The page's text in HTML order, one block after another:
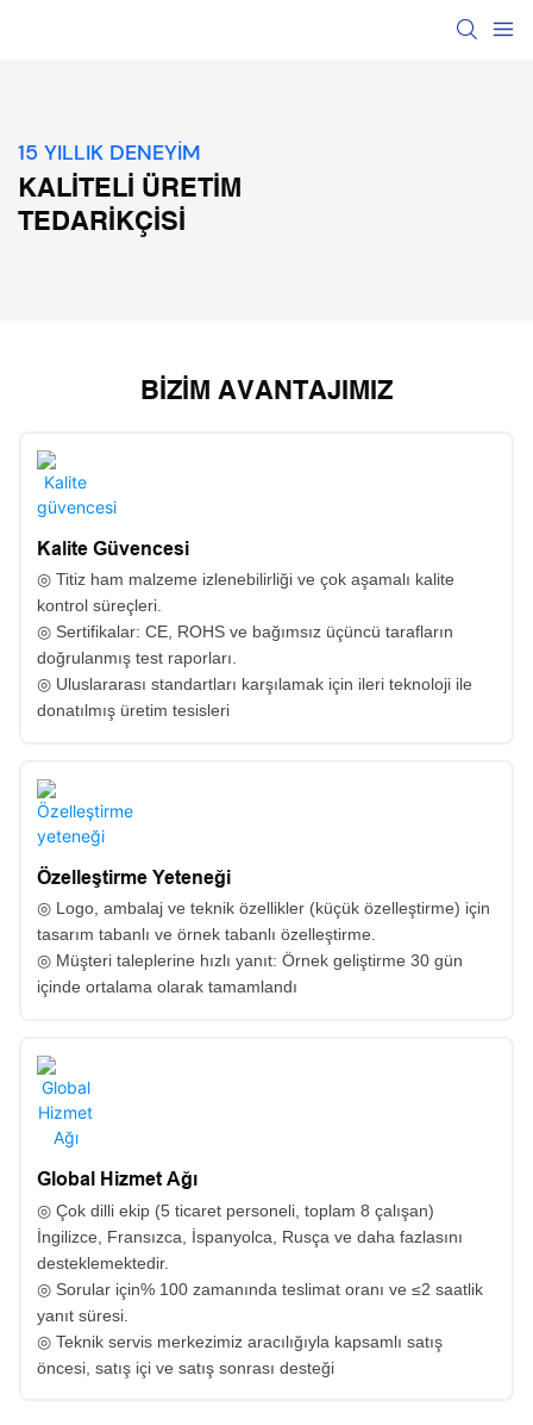
15 YILLIK DENEYIM
KALITELI ÜRETIM
TEDARIKÇISI
BIZIM AVANTAJIMIZ
Kalite Güvencesi
◎ Titiz ham malzeme izlenebilirliği ve çok aşamalı kalite
kontrol süreçleri.
◎ Sertifikalar: CE, ROHS ve bağımsız üçüncü tarafların
doğrulanmış test raporları.
◎ Uluslararası standartları karşılamak için ileri teknoloji ile
donatılmış üretim tesisleri
Özelleştirme Yeteneği
◎ Logo, ambalaj ve teknik özellikler (küçük özelleştirme) için
tasarım tabanlı ve örnek tabanlı özelleştirme.
◎ Müşteri taleplerine hızlı yanıt: Örnek geliştirme 30 gün
içinde ortalama olarak tamamlandı
Global Hizmet Ağı
◎ Çok dilli ekip (5 ticaret personeli, toplam 8 çalışan)
İngilizce, Fransızca, İspanyolca, Rusça ve daha fazlasını
desteklemektedir.
◎ Sorular için% 100 zamanında teslimat oranı ve ≤2 saatlik
yanıt süresi.
◎ Teknik servis merkezimiz aracılığıyla kapsamlı satış
öncesi, satış içi ve satış sonrası desteği